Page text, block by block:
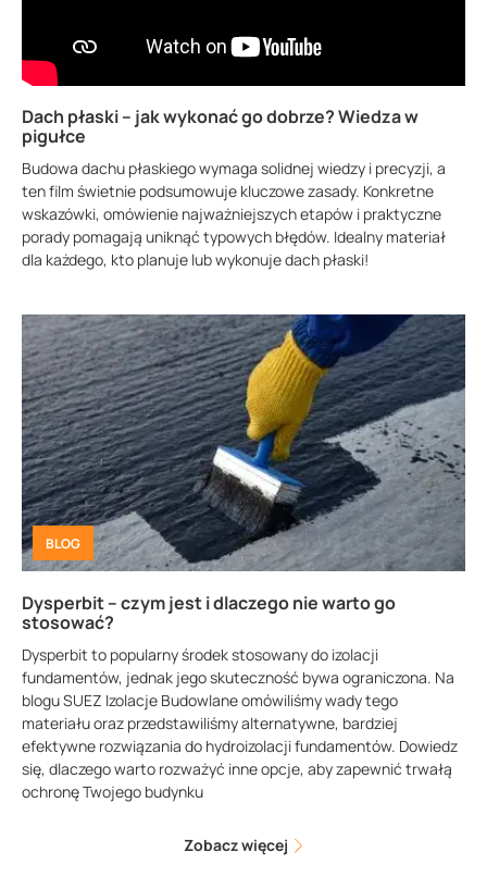
Dach płaski – jak wykonać go dobrze? Wiedza w
pigułce
Budowa dachu płaskiego wymaga solidnej wiedzy i precyzji, a
ten film świetnie podsumowuje kluczowe zasady. Konkretne
wskazówki, omówienie najważniejszych etapów i praktyczne
porady pomagają uniknąć typowych błędów. Idealny materiał
dla każdego, kto planuje lub wykonuje dach płaski!
BLOG
Dysperbit – czym jest i dlaczego nie warto go
stosować?
Dysperbit to popularny środek stosowany do izolacji
fundamentów, jednak jego skuteczność bywa ograniczona. Na
blogu SUEZ Izolacje Budowlane omówiliśmy wady tego
materiału oraz przedstawiliśmy alternatywne, bardziej
efektywne rozwiązania do hydroizolacji fundamentów. Dowiedz
się, dlaczego warto rozważyć inne opcje, aby zapewnić trwałą
ochronę Twojego budynku
Zobacz więcej